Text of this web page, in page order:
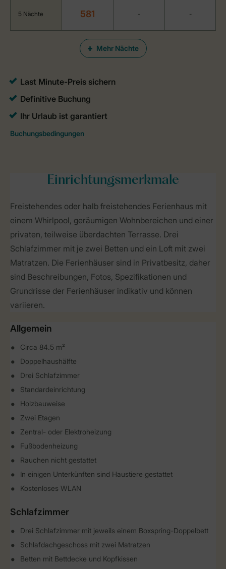
Mehr Nächte
5 Nächte 581 - -
Einrichtungsmerkmale
Freistehendes oder halb freistehendes Ferienhaus mit
einem Whirlpool, geräumigen Wohnbereichen und einer
privaten, teilweise überdachten Terrasse. Drei
Schlafzimmer mit je zwei Betten und ein Loft mit zwei
Matratzen. Die Ferienhäuser sind in Privatbesitz, daher
sind Beschreibungen, Fotos, Spezifikationen und
Grundrisse der Ferienhäuser indikativ und können
variieren.
Allgemein
Circa 84.5 m²
Doppelhaushälfte
Drei Schlafzimmer
Standardeinrichtung
Holzbauweise
Zwei Etagen
Zentral- oder Elektroheizung
Fußbodenheizung
Rauchen nicht gestattet
In einigen Unterkünften sind Haustiere gestattet
Kostenloses WLAN
Schlafzimmer
Drei Schlafzimmer mit jeweils einem Boxspring-Doppelbett
Schlafdachgeschoss mit zwei Matratzen
Betten mit Bettdecke und Kopfkissen